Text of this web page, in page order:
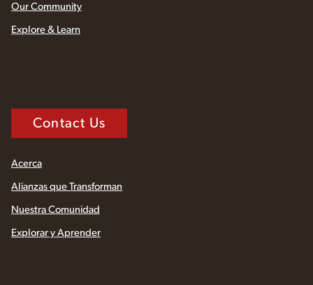
Our Community
Explore & Learn
Contact Us
Acerca
Alianzas que Transforman
Nuestra Comunidad
Explorar y Aprender